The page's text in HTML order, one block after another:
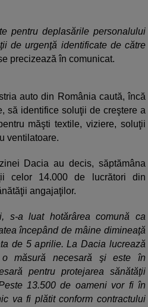
pentru deplasările personalului
de urgenţă identificate de către
precizează în comunicat.
auto din România caută, încă
să identifice soluţii de creştere a
măşti textile, viziere, soluţii
ventilatoare.
Dacia au decis, săptămâna
celor 14.000 de lucrători din
angajaţilor.
s-a luat hotărârea comună ca
începând de mâine dimineaţă
de 5 aprilie. La Dacia lucrează
măsură necesară şi este în
pentru protejarea sănătăţii
13.500 de oameni vor fi în
va fi plătit conform contractului